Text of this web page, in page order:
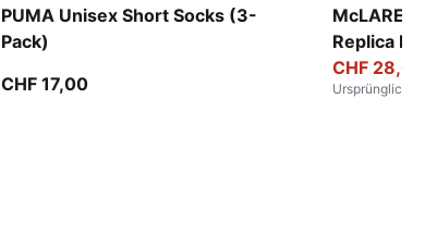
PUMA Unisex Short Socks (3-
Pack)
CHF 17,00
McLAREN
Replica
CHF 28,00
Ursprünglich